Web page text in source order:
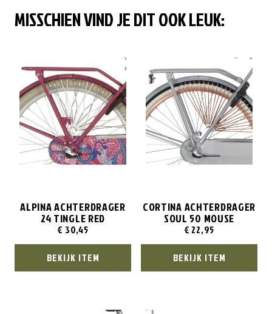
MISSCHIEN VIND JE DIT OOK LEUK:
ALPINA ACHTERDRAGER
24 TINGLE RED
€ 30,45
BEKIJK ITEM
CORTINA ACHTERDRAGER
SOUL 50 MOUSE
€ 22,95
BEKIJK ITEM